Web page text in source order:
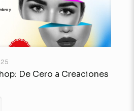
De Cero a Creaciones